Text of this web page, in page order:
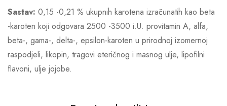
Sastav: 0,15 -0,21 % ukupnih karotena izračunatih kao beta
-karoten koji odgovara 2500 -3500 i.U. provitamin A, alfa,
beta-, gama-, delta-, epsilon-karoten u prirodnoj izomernoj
raspodjeli, likopin, tragovi eteričnog i masnog ulje, lipofilni
flavoni, ulje jojobe.